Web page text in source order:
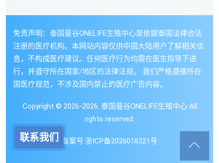
免责声明：泰国曼谷ONELIFE生殖中心是依据泰国法律合法
注册的医疗机构。本网站内容仅供中国大陆用户了解相关信
息，不构成医疗建议。任何医疗行为均需在医生指导下进
行，并遵守所在国家/地区的法律法规。 我们严格遵循所在
国医疗规范，不涉及国内禁止的医疗广告内容。
Copyright © 2026-2026. 泰国曼谷ONELIFE生殖中心 All
rights reserved.
备案号:浙ICP备2026018321号
联系我们